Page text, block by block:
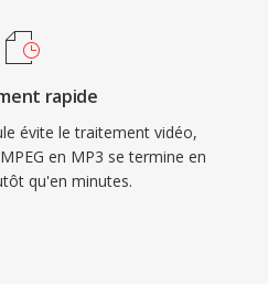
rapide
évite le traitement vidéo,
en MP3 se termine en
qu'en minutes.